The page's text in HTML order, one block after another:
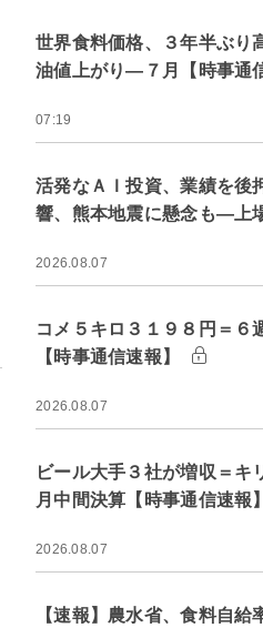
世界食料価格、３年半ぶり
油値上がり―７月【時事通
07:19
活発なＡＩ投資、業績を後
響、熊本地震に懸念も―上
2026.08.07
コメ５キロ３１９８円＝
【時事通信速報】
2026.08.07
ビール大手３社が増収＝
月中間決算【時事通信速報
2026.08.07
【速報】農水省、食料自